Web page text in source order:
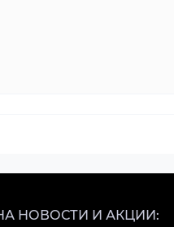
НОВОСТИ И АКЦИИ: